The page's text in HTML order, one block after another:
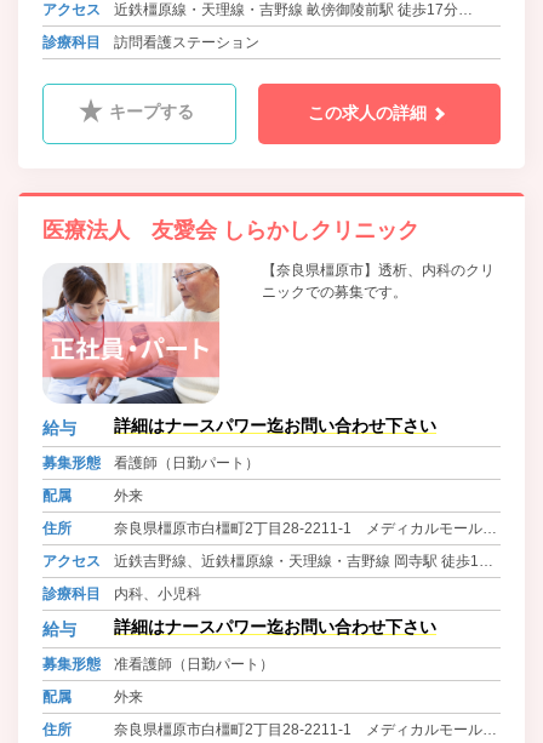
アクセス
近鉄橿原線・天理線・吉野線 畝傍御陵前駅 徒歩17分
近鉄南大阪線・長野線・道明寺線 近鉄橿原神宮前駅から送
診療科目 訪問看護ステーション
キープする この求人の詳細
医療法人 友愛会 しらかしクリニック
【奈良県橿原市】透析、内科のクリ
ニックでの募集です。
給与 詳細はナースパワー迄お問い合わせ下さい
募集形態
看護師（日勤パート）
配属
外来
住所
奈良県橿原市白橿町2丁目28-2211-1 メディカルモールか
しはら
アクセス
近鉄吉野線、近鉄橿原線・天理線・吉野線 岡寺駅 徒歩10
分
診療科目 内科、小児科
給与 詳細はナースパワー迄お問い合わせ下さい
募集形態
准看護師（日勤パート）
配属
外来
住所
奈良県橿原市白橿町2丁目28-2211-1 メディカルモールか